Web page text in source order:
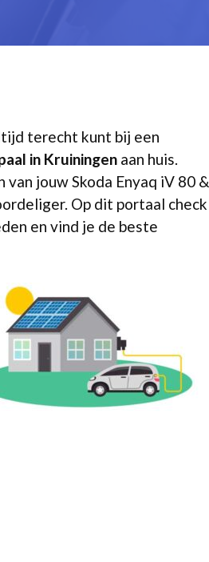
terecht kunt bij een
in Kruiningen aan huis.
jouw Skoda Enyaq iV 80 &
Op dit portaal check
en vind je de beste